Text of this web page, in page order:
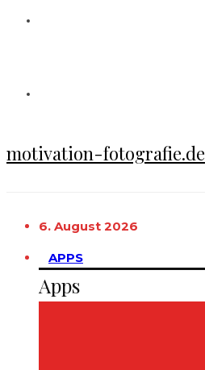
motivation-fotografie.de
6. August 2026
APPS
Apps